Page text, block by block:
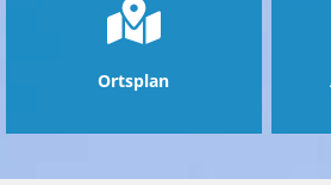
Ortsplan